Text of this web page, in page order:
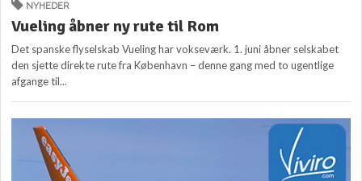
NYHEDER
Vueling åbner ny rute til Rom
Det spanske flyselskab Vueling har vokseværk. 1. juni åbner selskabet
den sjette direkte rute fra København – denne gang med to ugentlige
afgange til...